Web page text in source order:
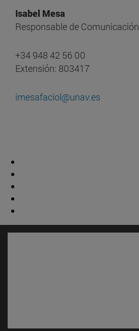
Isabel Mesa
Responsable de Comunicación
+34 948 42 56 00
Extensión: 803417
imesafaciol@unav.es